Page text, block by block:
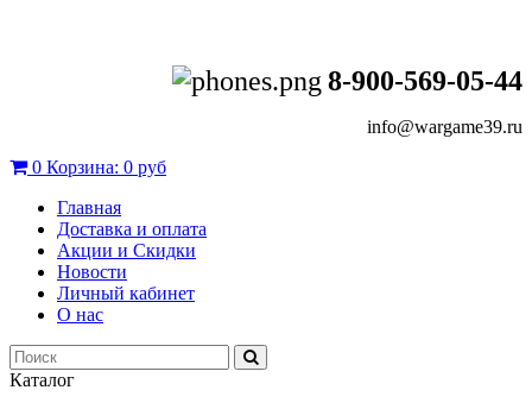
8-900-569-05-44
info@wargame39.ru
0 Корзина: 0 руб
Главная
Доставка и оплата
Акции и Скидки
Новости
Личный кабинет
О нас
Каталог